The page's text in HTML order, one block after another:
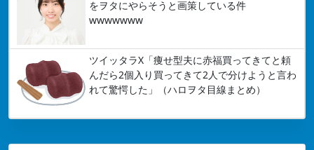
をヲタにやらそうと画策している件
wwwwwww
ツイッタラX「痩せ型夫に赤福買ってきてと頼
んだら2個入り買ってきて2人で分けようと言わ
れて驚愕した」（ハロヲタ目線まとめ）